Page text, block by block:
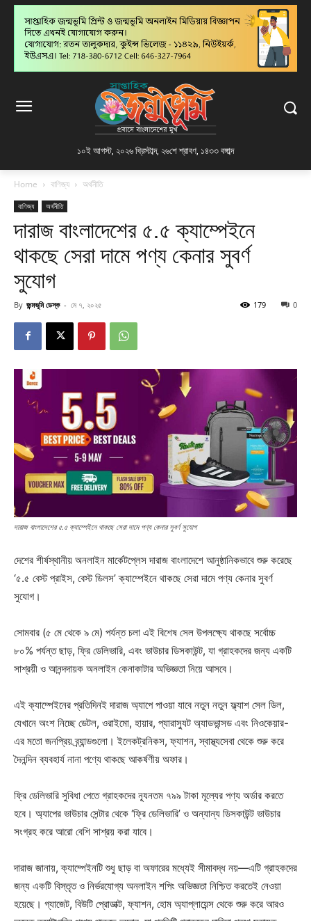
১০ই আগস্ট, ২০২৬ খ্রিস্টাব্দ, ২৬শে শ্রাবণ, ১৪৩৩ বঙ্গাব্দ
Home বাণিজ্য অর্থনীতি
বাণিজ্য অর্থনীতি
দারাজ বাংলাদেশের ৫.৫ ক্যাম্পেইনে
থাকছে সেরা দামে পণ্য কেনার সুবর্ণ
সুযোগ
By জন্মভূমি ডেস্ক - মে ৭, ২০২৫ 0
179
দারাজ বাংলাদেশের ৫.৫ ক্যাম্পেইনে থাকছে সেরা দামে পণ্য কেনার সুবর্ণ সুযোগ
দেশের শীর্ষস্থানীয় অনলাইন মার্কেটপ্লেস দারাজ বাংলাদেশে আনুষ্ঠানিকভাবে শুরু করেছে
‘৫.৫ বেস্ট প্রাইস, বেস্ট ডিলস’ ক্যাম্পেইনে থাকছে সেরা দামে পণ্য কেনার সুবর্ণ
সুযোগ।
সোমবার (৫ মে থেকে ৯ মে) পর্যন্ত চলা এই বিশেষ সেল উপলক্ষ্যে থাকছে সর্বোচ্চ
৮০% পর্যন্ত ছাড়, ফ্রি ডেলিভারি, এবং ভাউচার ডিসকাউন্ট, যা গ্রাহকদের জন্য একটি
সাশ্রয়ী ও আনন্দদায়ক অনলাইন কেনাকাটার অভিজ্ঞতা নিয়ে আসবে।
এই ক্যাম্পেইনের প্রতিদিনই দারাজ অ্যাপে পাওয়া যাবে নতুন নতুন ফ্ল্যাশ সেল ডিল,
যেখানে অংশ নিচ্ছে ডেটল, ওরাইমো, হায়ার, প্যারাস্যুট অ্যাডভান্সড এবং নিওকেয়ার-
এর মতো জনপ্রিয় ব্র্যান্ডগুলো। ইলেকট্রনিকস, ফ্যাশন, স্বাস্থ্যসেবা থেকে শুরু করে
দৈনন্দিন ব্যবহার্য নানা পণ্যে থাকছে আকর্ষণীয় অফার।
ফ্রি ডেলিভারি সুবিধা পেতে গ্রাহকদের ন্যূনতম ৭৯৯ টাকা মূল্যের পণ্য অর্ডার করতে
হবে। অ্যাপের ভাউচার সেন্টার থেকে ‘ফ্রি ডেলিভারি’ ও অন্যান্য ডিসকাউন্ট ভাউচার
সংগ্রহ করে আরো বেশি সাশ্রয় করা যাবে।
দারাজ জানায়, ক্যাম্পেইনটি শুধু ছাড় বা অফারের মধ্যেই সীমাবদ্ধ নয়—এটি গ্রাহকদের
জন্য একটি বিস্তৃত ও নির্ভরযোগ্য অনলাইন শপিং অভিজ্ঞতা নিশ্চিত করতেই নেওয়া
হয়েছে। গ্যাজেট, বিউটি প্রোডাক্ট, ফ্যাশন, হোম অ্যাপ্লায়েন্স থেকে শুরু করে আরও